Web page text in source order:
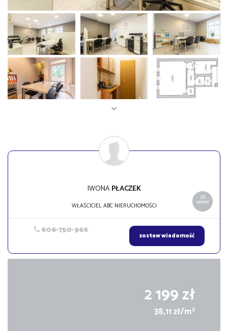
26
OFERT
IWONAPŁACZEK
WŁAŚCICIEL ABC NIERUCHOMOŚCI
606-750-966 zostaw wiadomość
2 199 zł
38,11 zł/m2